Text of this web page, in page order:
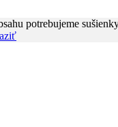
potrebujeme